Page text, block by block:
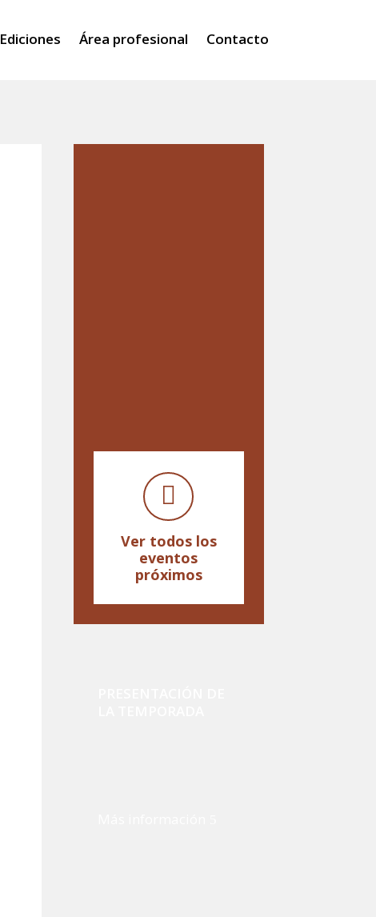
Ediciones Área profesional Contacto
Ver todos los
eventos
próximos